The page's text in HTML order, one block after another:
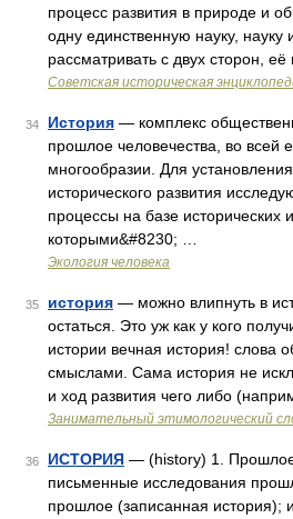
процесс развития в природе и
одну единственную науку,
рассматривать с двух сторон,
Советская историческая
34 История — комплекс
прошлое человечества, во всей
многообразии. Для
исторического развития
процессы на базе исторических
которыми&#8230; …
Экология человека
35 история — можно влипнуть в
остаться. Это уж как у кого
истории вечная история! слова
смыслами. Сама история не
и ход развития чего либо
Занимательный этимологический
36 ИСТОРИЯ — (history) 1.
письменные исследования
прошлое (записанная история);